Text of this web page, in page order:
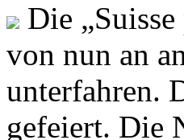
Die
von nun an
unterfahren.
gefeiert. Die